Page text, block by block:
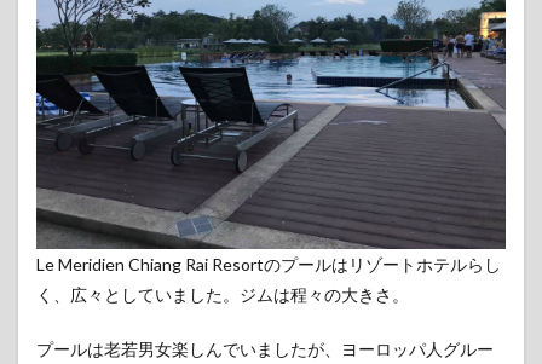
Le Meridien Chiang Rai Resortのプールはリゾートホテルらし
く、広々としていました。ジムは程々の大きさ。
プールは老若男女楽しんでいましたが、ヨーロッパ人グルー